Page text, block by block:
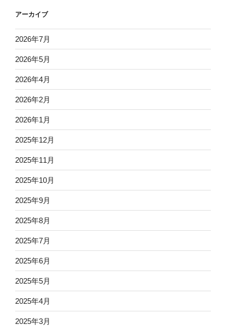
アーカイブ
2026年7月
2026年5月
2026年4月
2026年2月
2026年1月
2025年12月
2025年11月
2025年10月
2025年9月
2025年8月
2025年7月
2025年6月
2025年5月
2025年4月
2025年3月